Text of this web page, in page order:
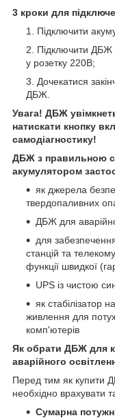
3 кроки для
Підключити
Підключити ДБЖ
у розетку 220В;
Дочекатися
ДБЖ.
Увага! ДБЖ
натискати кнопку
самодіагностику!
ДБЖ з правильною
акумулятором
як джерела
твердопаливних
ДБЖ для
для
станцій та
функції швидкої
UPS із чистою
як стабілізатор
живлення для
комп'ютерів
Як обрати ДБЖ для
аварійного
Перед тим як купити
необхідно врахувати
Сумарна